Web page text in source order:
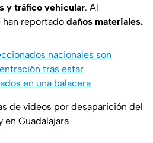
y tráfico vehicular. Al
han reportado daños materiales.
nacionales son
tras estar
en una balacera
de videos por desaparición del
en Guadalajara